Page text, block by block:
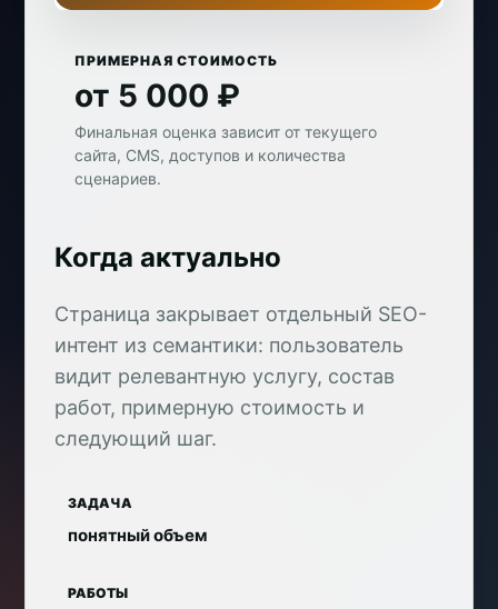
ПРИМЕРНАЯ СТОИМОСТЬ
от 5 000 ₽
Финальная оценка зависит от текущего
сайта, CMS, доступов и количества
сценариев.
Когда актуально
Страница закрывает отдельный SEO-
интент из семантики: пользователь
видит релевантную услугу, состав
работ, примерную стоимость и
следующий шаг.
ЗАДАЧА
понятный объем
РАБОТЫ